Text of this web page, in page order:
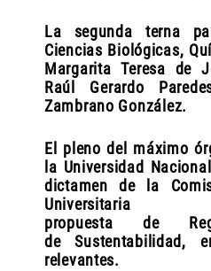
La segunda terna
Ciencias Biológicas,
Margarita Teresa de
Raúl Gerardo
Zambrano González.
El pleno del máximo
la Universidad
dictamen de la
propuesta de
de Sustentabilidad,
relevantes.